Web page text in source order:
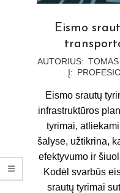
Eismo
2024-
02
AUTORIUS:
Į:
Eismo srautų
infrastruktūros
tyrimai,
šalyse, užtikrina,
efektyvumo ir
Kodėl svarbūs
srautų tyrimai